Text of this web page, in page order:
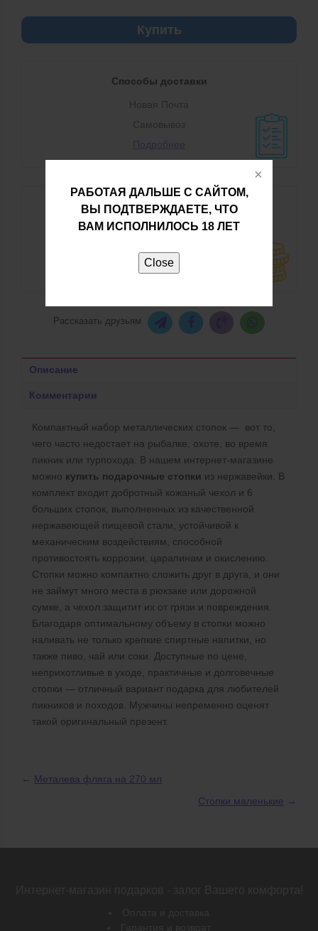
РАБОТАЯ ДАЛЬШЕ С САЙТОМ,
ВЫ ПОДТВЕРЖДАЕТЕ, ЧТО
ВАМ ИСПОЛНИЛОСЬ 18 ЛЕТ
Close
Купить
Способы доставки
Новая Почта
Самовывоз
Подробнее
Способы оплаты
Наличными при получении
Подробнее
Рассказать друзьям
Описание
Комментарии
Компактный набор металлических стопок — вот то,
чего часто недостает на рыбалке, охоте, во время
пикник или турпохода. В нашем интернет-магазине
можно купить подарочные стопки из нержавейки. В
комплект входит добротный кожаный чехол и 6
больших стопок, выполненных из качественной
нержавеющей пищевой стали, устойчивой к
механическим воздействиям, способной
противостоять коррозии, царапинам и окислению.
Стопки можно компактно сложить друг в друга, и они
не займут много места в рюкзаке или дорожной
сумке, а чехол защитит их от грязи и повреждения.
Благодаря оптимальному объему в стопки можно
наливать не только крепкие спиртные напитки, но
также пиво, чай или соки. Доступные по цене,
неприхотливые в уходе, практичные и долговечные
стопки — отличный вариант подарка для любителей
пикников и походов. Мужчины непременно оценят
такой оригинальный презент.
← Металева фляга на 270 мл
Стопки маленькие →